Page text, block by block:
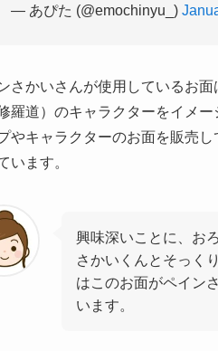
— あぴた (@emochinyu_)
さかいさんが使用しているお
羅道）のキャラクターをイメ
やキャラクターのお面を販売
います。
興味深いことに、お
さかいくんとそっく
はこのお面がペイン
います。